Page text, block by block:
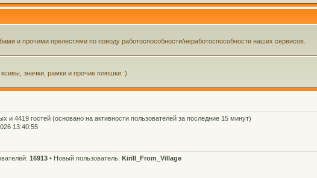
и прочими прелестями по поводу работоспособности/неработоспособности наших сервисов.
значки, рамки и прочие плюшки :)
и 4419 гостей (основано на активности пользователей за последние 15 минут)
13:40:55
16913 • Новый пользователь: Kirill_From_Village